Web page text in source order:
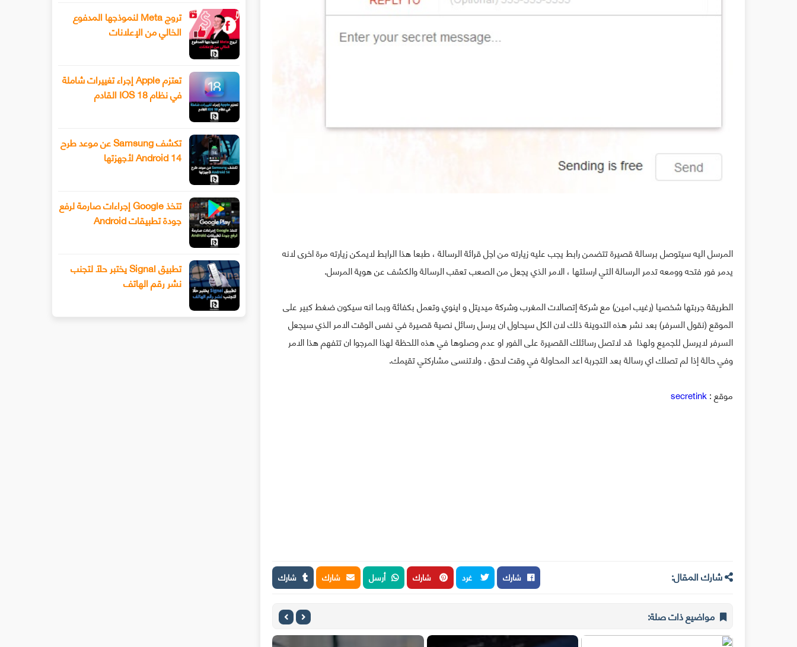
المرسل اليه سيتوصل برسالة قصيرة تتضمن رابط يجب عليه زيارته من اجل قرائة الرسالة ، طبعا هذا الرابط لايمكن زيارته مرة اخرى لانه
يدمر فور فتحه وومعه تدمر الرسالة التي ارسلتها ، الامر الذي يجعل من الصعب تعقب الرسالة والكشف عن هوية المرسل.
الطريقة جربتها شخصيا (رغيب امين) مع شركة إتصالات المغرب وشركة ميديتل و اينوي وتعمل بكفائة وبما انه سيكون ضغط كبير على
الموقع (نقول السرفر) بعد نشر هذه التدوينة ذلك لان الكل سيحاول ان يرسل رسائل نصية قصيرة في نفس الوقت الامر الذي سيجعل
السرفر لايرسل للجميع ولهذا قد لاتصل رسائلك القصيرة على الفور او عدم وصلوها في هذه اللحظة لهذا المرجوا ان تتفهم هذا الامر
وفي حالة إذا لم تصلك اي رسالة بعد التجربة اعد المحاولة في وقت لاحق . ولاتنسى مشاركتي تقيمك.
موقع :secretink
شارك المقال: شارك غرد شارك أرسل شارك شارك
مواضيع ذات صلة:
تروج Meta لنموذجها المدفوع
الخالي من الإعلانات
تعتزم Apple إجراء تغييرات شاملة
في نظام IOS 18 القادم
تكشف Samsung عن موعد طرح
Android 14 لأجهزتها
تتخذ Google إجراءات صارمة لرفع
جودة تطبيقات Android
تطبيق Signal يختبر حلًا لتجنب
نشر رقم الهاتف